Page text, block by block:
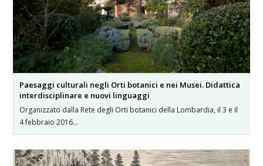
Paesaggi culturali negli Orti botanici e nei Musei. Didattica
interdisciplinare e nuovi linguaggi
Organizzato dalla Rete degli Orti botanici della Lombardia, il 3 e il
4 febbraio 2016…